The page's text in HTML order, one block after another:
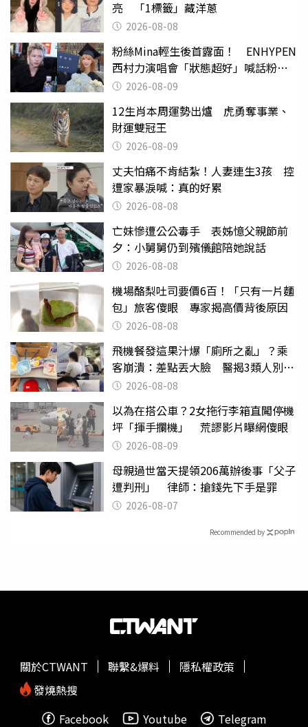
亮 「1標籤」藏洋蔥
2026-08-08
粉絲Mina輕生後首露面！ ENHYPEN
西村力演唱會「狀態超好」喊話粉
絲：我們心意相通
2026-08-09
12生肖本周運勢出爐 虎勇奪事業、
財運雙冠王
2026-08-09
丈夫怕痛不肯結紮！人妻連生3孩 控
遭家暴淚喊：真的好累
2026-08-08
亡妹慘遭公公毒手 表姊憶父親節前
夕：小舅舅仍到殯儀館陪她說話
2026-08-08
機場酪梨吐司要價6百！「只有一片麵
包」旅客傻眼 專家揭高價背後原因
2026-08-08
飛機餐發這果汁爆「廁所之亂」？乘
客崩潰：差點丟大臉 醫揭3類人別亂
喝 2026-08-08
以為在搭公車？2女拖行李箱直闖停機
坪「揮手攔機」 荒謬影片曝網傻眼
2026-08-09
母親過世當天提領206萬辦後事「父子
遭判刑」 律師：搶錢先下手是罪
2026-08-07
Recommended by
關於CTWANT 聯繫&爆料
隱私權政策
發燒熱搜
Facebook
Youtube Telegram